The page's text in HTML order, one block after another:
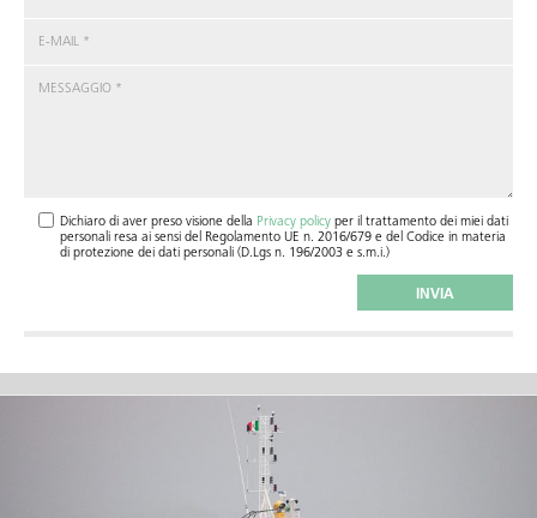
Dichiaro di aver preso visione della Privacy policy per il trattamento dei miei dati
personali resa ai sensi del Regolamento UE n. 2016/679 e del Codice in materia
di protezione dei dati personali (D.Lgs n. 196/2003 e s.m.i.)